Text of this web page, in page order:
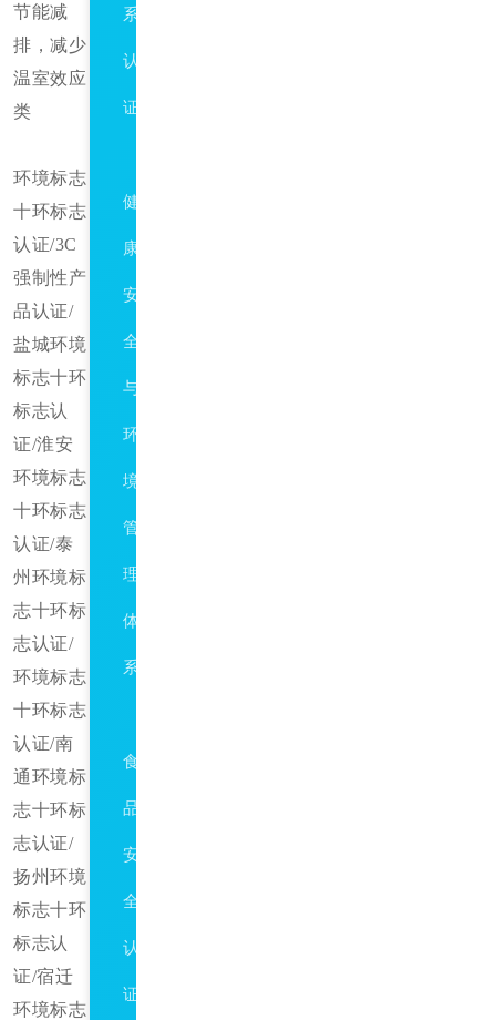
节能减
排，减少
温室效应
类
环境标志
十环标志
认证/3C
强制性产
品认证/
盐城环境
标志十环
标志认
证/淮安
环境标志
十环标志
认证/泰
州环境标
志十环标
志认证/
环境标志
十环标志
认证/南
通环境标
志十环标
志认证/
扬州环境
标志十环
标志认
证/宿迁
环境标志
系
认
证
健
康、
安
全
与
环
境
管
理
体
系
食
品
安
全
认
证